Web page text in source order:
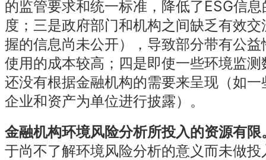
的监管要求和统一标准，降低了ESG信
度；三是政府部门和机构之间缺乏有效
握的信息尚未公开），导致部分带有公
使用的成本较高；四是即使一些环境监
还没有根据金融机构的需要来呈现（如
企业和资产为单位进行披露）。
金融机构环境风险分析所投入的资源有限
于尚不了解环境风险分析的意义而未做